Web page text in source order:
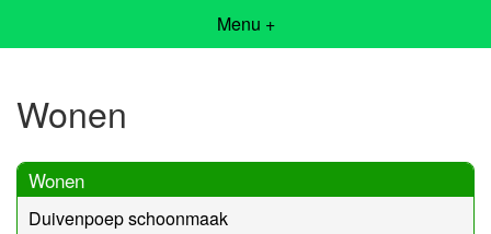
Menu +
Wonen
Wonen
Duivenpoep schoonmaak